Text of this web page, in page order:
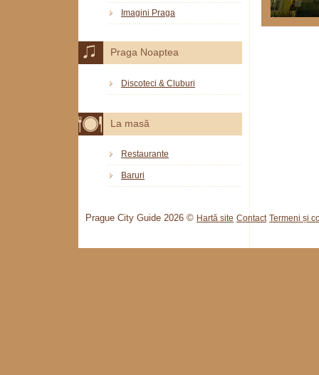
Imagini Praga
Praga Noaptea
Discoteci & Cluburi
La masă
Restaurante
Baruri
Prague City Guide 2026 © Hartă site Contact Termeni și